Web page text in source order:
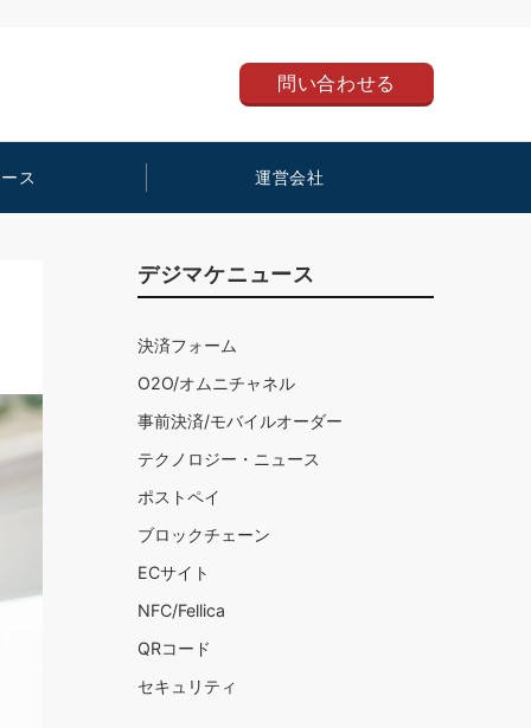
問い合わせる
ス 運営会社
デジマケニュース
決済フォーム
O2O/オムニチャネル
事前決済/モバイルオーダー
テクノロジー・ニュース
ポストペイ
ブロックチェーン
ECサイト
NFC/Fellica
QRコード
セキュリティ